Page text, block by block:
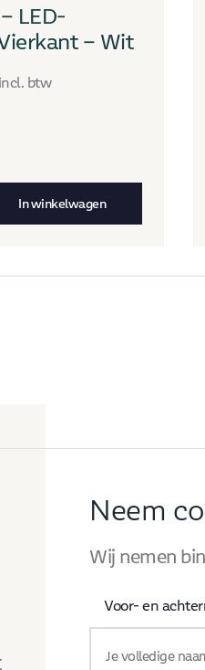
LED-
– Wit
incl. btw
In winkelwagen
Neem
Wij nemen
Voor- en